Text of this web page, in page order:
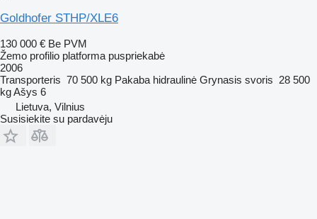
Goldhofer STHP/XLE6
130 000 € Be PVM
Žemo profilio platforma puspriekabė
2006
Transporteris 70 500 kg Pakaba hidraulinė Grynasis svoris 28 500
kgAšys 6
Lietuva, Vilnius
Susisiekite su pardavėju